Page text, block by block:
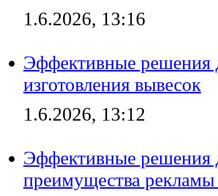
1.6.2026, 13:16
Эффективные решения
изготовления вывесок
1.6.2026, 13:12
Эффективные решения
преимущества рекламы